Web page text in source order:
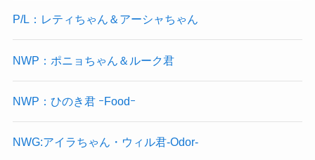
P/L：レティちゃん＆アーシャちゃん
NWP：ポニョちゃん＆ルーク君
NWP：ひのき君 ｰFoodｰ
NWG:アイラちゃん・ウィル君-Odor-